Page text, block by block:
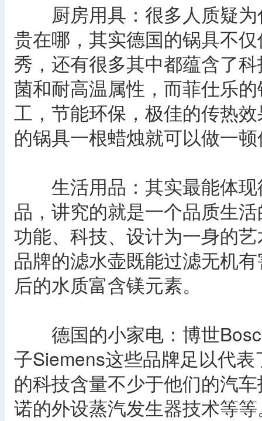
厨房用具：很多人质疑为
贵在哪，其实德国的锅具不
秀，还有很多其中都蕴含了
菌和耐高温属性，而菲仕乐
工，节能环保，极佳的传热
的锅具一根蜡烛就可以做一
生活用品：其实最能体现
品，讲究的就是一个品质生
功能、科技、设计为一身的
品牌的滤水壶既能过滤无机
后的水质富含镁元素。
德国的小家电：博世
子Siemens这些品牌足以代
的科技含量不少于他们的汽
诺的外设蒸汽发生器技术等